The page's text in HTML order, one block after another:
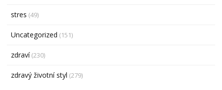
stres (49)
Uncategorized (151)
zdraví(230)
zdravý životní styl (279)